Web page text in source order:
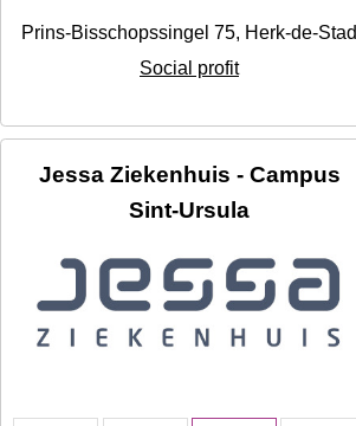
Prins-Bisschopssingel 75, Herk-de-Stad
Social profit
Jessa Ziekenhuis - Campus
Sint-Ursula